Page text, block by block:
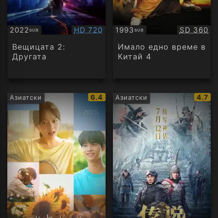
2022SUB
Субтитри Качество:
HD 720
Вещицата 2:
Другата
1993SUB
Субтитри SD 360
Имало едно време в
Китай 4
Азиатски
IMDb
рейтинг:
6.4 Азиатски
IMDb
4.7